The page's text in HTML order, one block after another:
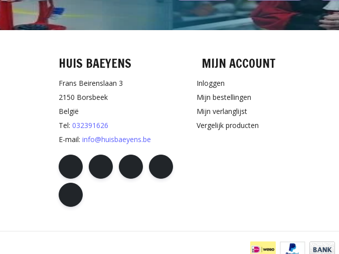
HUIS BAEYENS
Frans Beirenslaan 3
2150 Borsbeek
België
Tel: 032391626
E-mail: info@huisbaeyens.be
MIJN ACCOUNT
Inloggen
Mijn bestellingen
Mijn verlanglijst
Vergelijk producten